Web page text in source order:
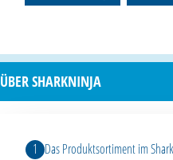
ÜBER SHARKNINJA
Das Produktsortiment im